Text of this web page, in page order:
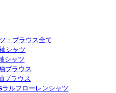
・ブラウス全て
シャツ
シャツ
ブラウス
ブラウス
ラルフローレンシャツ